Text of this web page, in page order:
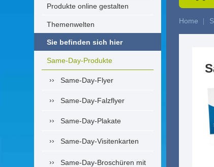
Produkte online gestalten
Themenwelten
Sie befinden sich hier
Same-Day-Produkte
Same-Day-Flyer
Same-Day-Falzflyer
Same-Day-Plakate
Same-Day-Visitenkarten
Same-Day-Broschüren mit
Home